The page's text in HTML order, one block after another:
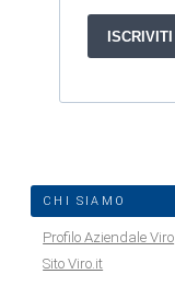
CHI SIAMO
Profilo Aziendale Viro
Sito Viro.it